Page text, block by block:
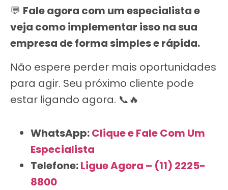
💬 Fale agora com um especialista e
veja como implementar isso na sua
empresa de forma simples e rápida.
Não espere perder mais oportunidades
para agir. Seu próximo cliente pode
estar ligando agora. 📞🔥
WhatsApp:Clique e Fale Com Um
Especialista
Telefone:Ligue Agora – (11) 2225-
8800